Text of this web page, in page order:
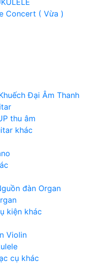
Concert ( Vừa )
Đại Âm Thanh
thu âm
khác
đàn Organ
kiện khác
Violin
cụ khác